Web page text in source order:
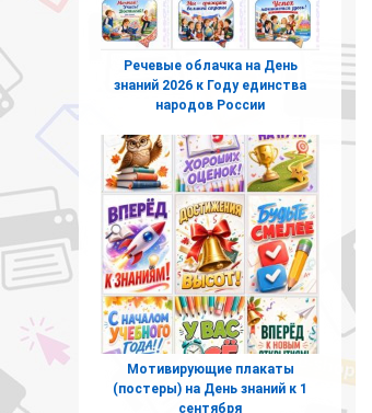
Речевые облачка на День
знаний 2026 к Году единства
народов России
Мотивирующие плакаты
(постеры) на День знаний к 1
сентября